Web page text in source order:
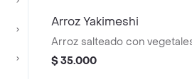
Arroz Yakimeshi
Arroz salteado con
$ 35.000